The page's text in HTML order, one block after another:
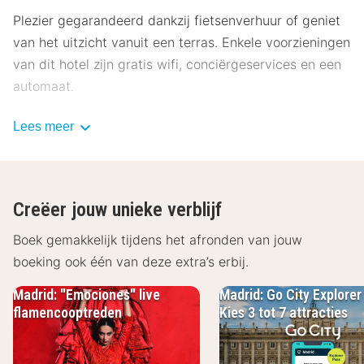
Plezier gegarandeerd dankzij fietsenverhuur of geniet
van het uitzicht vanuit een terras. Enkele voorzieningen
van dit hotel zijn gratis wifi, conciërgeservices en een
automaat.
Dagelijks kun je tegen betaling genieten van een lekker
Enkele van de voorzieningen zijn een 24-uurs receptie,
meertalig personeel en een bagageopslagruimte. Een
shuttleservice van/naar de luchthaven is 24 uur per
dag tegen betaling beschikbaar en ter plaatse heb je
parkeerplaatsen.
Overnacht in één van de 99 kamers met een
flatscreentelevisie. Er is gratis wifi op de kamer als je
Lees meer
Creëer jouw unieke verblijf
Boek gemakkelijk tijdens het afronden van jouw
boeking ook één van deze extra’s erbij.
Madrid: "Emociones" live
flamencooptreden
Madrid: Go City
Kies 3 tot 7 attracties